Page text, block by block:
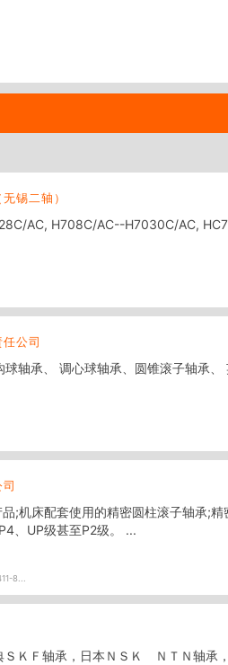
锡二轴）
1):708C/AC--7028C/AC, H708C/
公司
球轴承、 调心球轴承、圆锥滚子轴承
、UP级甚至P2级。 ...
8...